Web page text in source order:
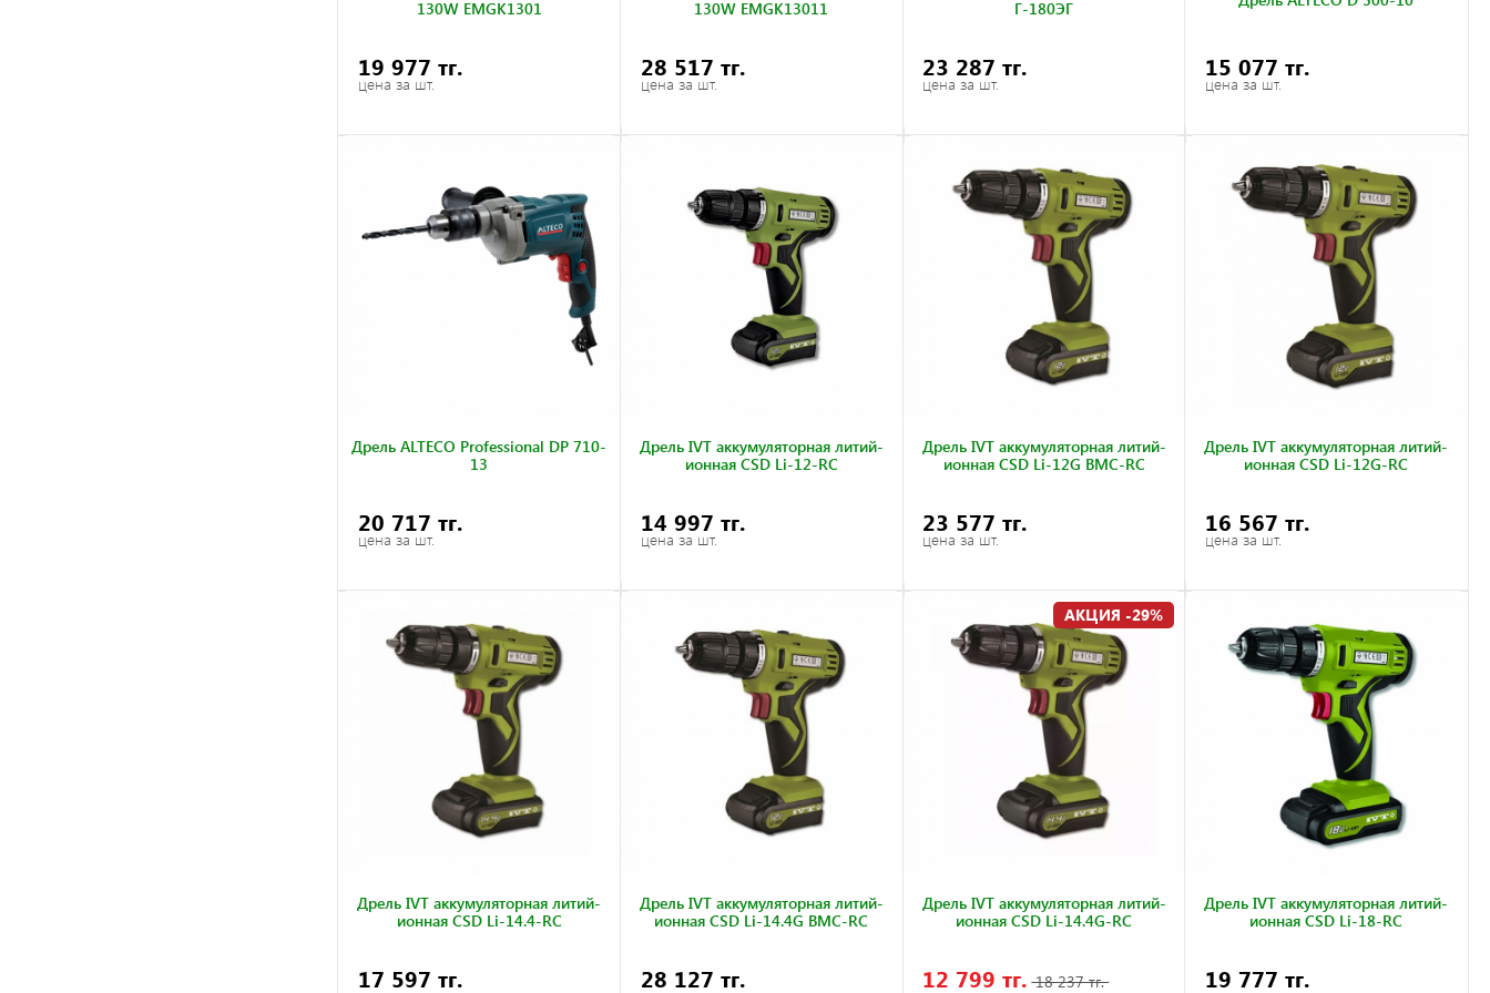
130W EMGK1301
19 977 тг.
цена за шт.
130W EMGK13011
28 517 тг.
цена за шт.
Г-180ЭГ
23 287 тг.
цена за шт.
15 077 тг.
цена за шт.
Дрель ALTECO Professional DP 710-
13
20 717 тг.
цена за шт.
Дрель IVT аккумуляторная литий-
ионная CSD Li-12-RC
14 997 тг.
цена за шт.
Дрель IVT аккумуляторная литий-
ионная CSD Li-12G BMC-RC
23 577 тг.
цена за шт.
Дрель IVT аккумуляторная литий-
ионная CSD Li-12G-RC
16 567 тг.
цена за шт.
Дрель IVT аккумуляторная литий-
ионная CSD Li-14.4-RC
17 597 тг.
Дрель IVT аккумуляторная литий-
ионная CSD Li-14.4G BMC-RC
28 127 тг.
Дрель IVT аккумуляторная литий-
ионная CSD Li-14.4G-RC
12 799 тг. 18 237 тг.
АКЦИЯ -29%
Дрель IVT аккумуляторная литий-
ионная CSD Li-18-RC
19 777 тг.